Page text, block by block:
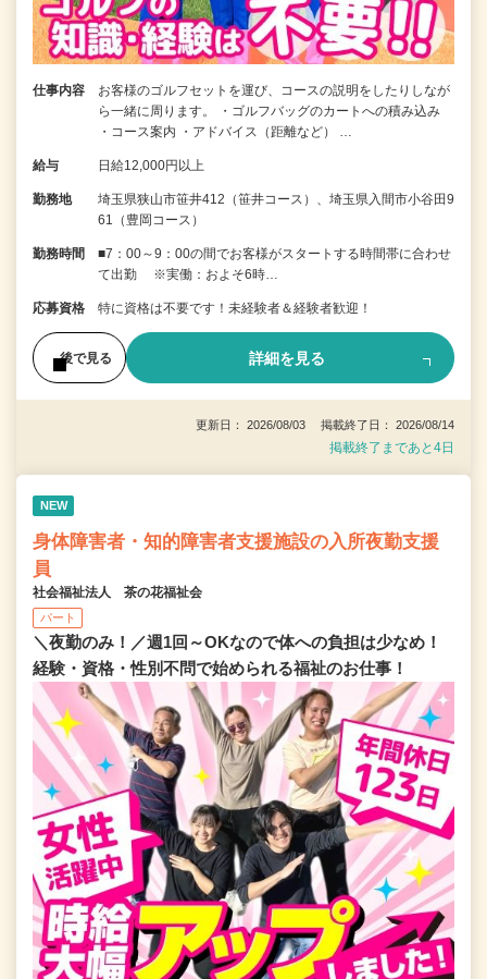
仕事内容
お客様のゴルフセットを運び、コースの説明をしたりしなが
ら一緒に周ります。 ・ゴルフバッグのカートへの積み込み
・コース案内 ・アドバイス（距離など） …
給与 日給12,000円以上
勤務地
埼玉県狭山市笹井412（笹井コース）、埼玉県入間市小谷田9
61（豊岡コース）
勤務時間
■7：00～9：00の間でお客様がスタートする時間帯に合わせ
て出勤 ※実働：およそ6時…
応募資格 特に資格は不要です！未経験者＆経験者歓迎！
後で見る 詳細を見る
更新日： 2026/08/03 掲載終了日： 2026/08/14
掲載終了まであと4日
NEW
身体障害者・知的障害者支援施設の入所夜勤支援
員
社会福祉法人 茶の花福祉会
パート
＼夜勤のみ！／週1回～OKなので体への負担は少なめ！
経験・資格・性別不問で始められる福祉のお仕事！